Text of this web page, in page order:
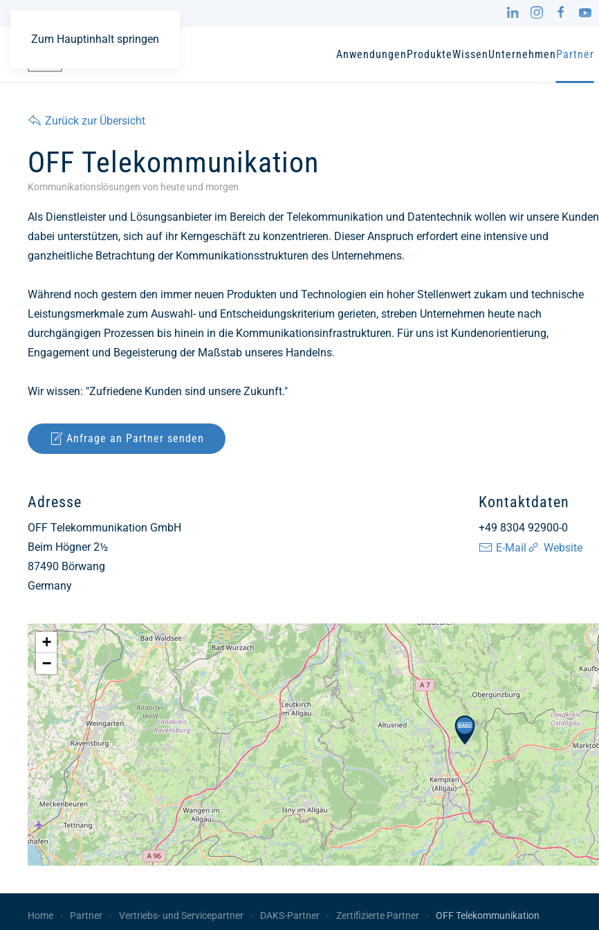
Zum Hauptinhalt springen
AnwendungenProdukteWissenUnternehmenPartner
Zurück zur Übersicht
OFF Telekommunikation
Kommunikationslösungen von heute und morgen
Als Dienstleister und Lösungsanbieter im Bereich der Telekommunikation und Datentechnik wollen wir unsere Kunden
dabei unterstützen, sich auf ihr Kerngeschäft zu konzentrieren. Dieser Anspruch erfordert eine intensive und
ganzheitliche Betrachtung der Kommunikationsstrukturen des Unternehmens.
Während noch gestern den immer neuen Produkten und Technologien ein hoher Stellenwert zukam und technische
Leistungsmerkmale zum Auswahl- und Entscheidungskriterium gerieten, streben Unternehmen heute nach
durchgängigen Prozessen bis hinein in die Kommunikationsinfrastrukturen. Für uns ist Kundenorientierung,
Engagement und Begeisterung der Maßstab unseres Handelns.
Wir wissen: "Zufriedene Kunden sind unsere Zukunft."
Anfrage an Partner senden
Adresse
OFF Telekommunikation GmbH
Beim Högner 2½
87490 Börwang
Germany
Kontaktdaten
+49 8304 92900-0
E-Mail
Website
+
−
Home Partner Vertriebs- und Servicepartner DAKS-Partner Zertifizierte Partner OFF Telekommunikation